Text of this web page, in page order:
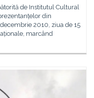
de Institutul Cultural
din
2010, ziua de 15
marcând